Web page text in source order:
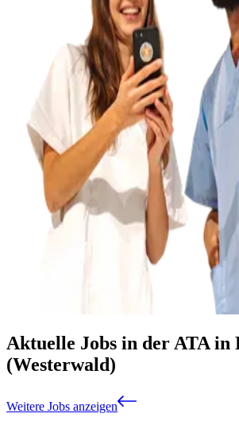
Aktuelle Jobs in der ATA in
(Westerwald)
Weitere Jobs anzeigen